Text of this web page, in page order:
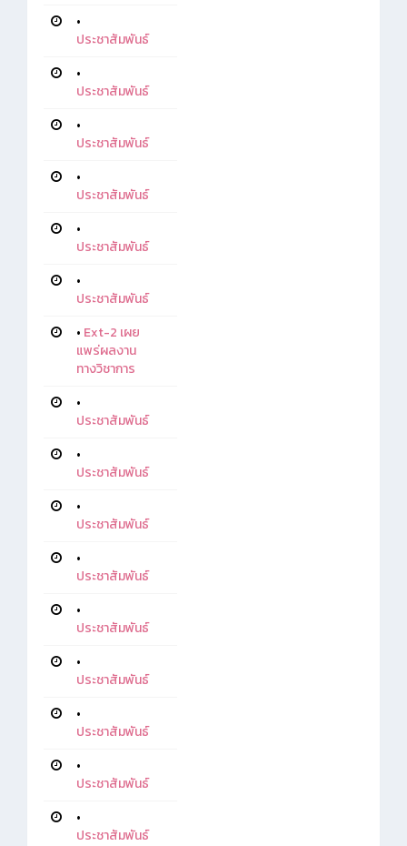
•
ประชาสัมพันธ์
•
ประชาสัมพันธ์
•
ประชาสัมพันธ์
•
ประชาสัมพันธ์
•
ประชาสัมพันธ์
•
ประชาสัมพันธ์
• Ext-2 เผย
แพร่ผลงาน
ทางวิชาการ
•
ประชาสัมพันธ์
•
ประชาสัมพันธ์
•
ประชาสัมพันธ์
•
ประชาสัมพันธ์
•
ประชาสัมพันธ์
•
ประชาสัมพันธ์
•
ประชาสัมพันธ์
•
ประชาสัมพันธ์
•
ประชาสัมพันธ์